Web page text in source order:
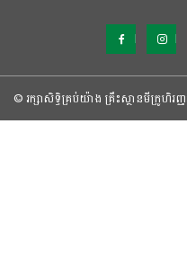
Facebook
© រក្សាសិទ្ធិគ្រប់យ៉ាង គ្រឹះស្ថានមីក្រូហិរញ្